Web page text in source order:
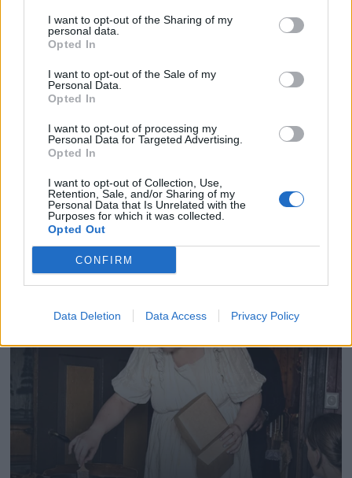
I want to opt-out of the Sharing of my
personal data.
Opted In
I want to opt-out of the Sale of my
Personal Data.
Opted In
I want to opt-out of processing my
Personal Data for Targeted Advertising.
Opted In
I want to opt-out of Collection, Use,
Retention, Sale, and/or Sharing of my
Personal Data that Is Unrelated with the
Purposes for which it was collected.
Opted Out
CONFIRM
Data Deletion Data Access Privacy Policy